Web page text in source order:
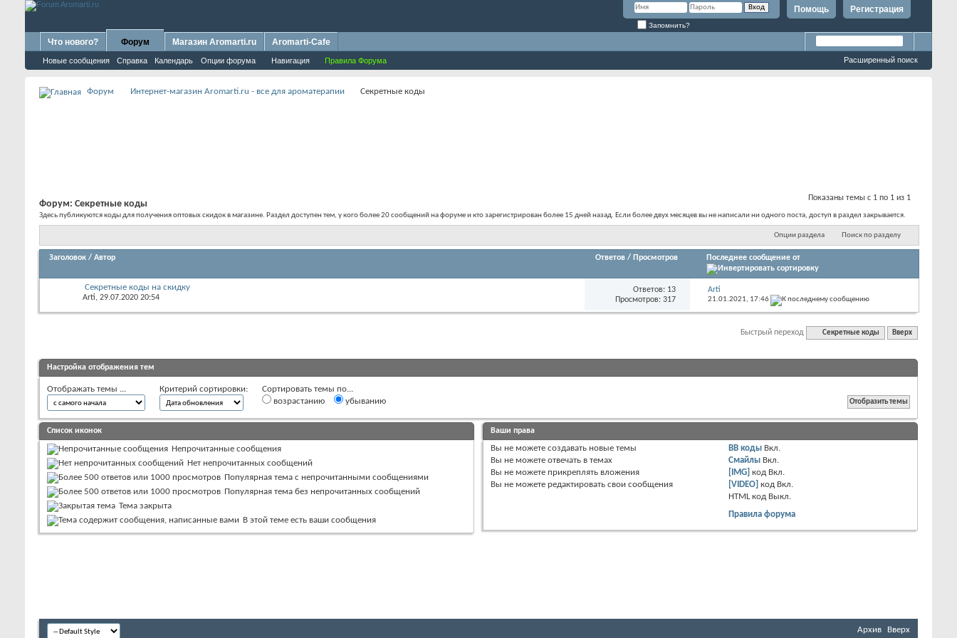
Регистрация
Помощь
Запомнить?
Что нового? Форум
Новые сообщения Справка Календарь Опции форума Навигация Правила Форума
Магазин Aromarti.ru Aromarti-Cafe
Расширенный поиск
Форум Интернет-магазин Aromarti.ru - все для ароматерапии Секретные коды
Показаны темы с 1 по 1 из 1
Форум: Секретные коды
Здесь публикуются коды для получения оптовых скидок в магазине. Раздел доступен тем, у кого более 20 сообщений на форуме и кто зарегистрирован более 15 дней назад. Если более двух месяцев вы не написали ни одного поста, доступ в раздел закрывается.
Опции раздела Поиск по разделу
Заголовок / Автор Ответов / Просмотров Последнее сообщение от
Секретные коды на скидку
Arti, 29.07.2020 20:54
Ответов: 13
Просмотров: 317
Arti
21.01.2021, 17:46
Быстрый переход Секретные коды Вверх
Настройка отображения тем
Отображать темы ... Критерий сортировки:
Сортировать темы по...
возрастанию
убыванию
Список иконок
Непрочитанные сообщения
Нет непрочитанных сообщений
Популярная тема с непрочитанными сообщениями
Популярная тема без непрочитанных сообщений
Тема закрыта
В этой теме есть ваши сообщения
Ваши права
Вы не можете создавать новые темы
Вы не можете отвечать в темах
Вы не можете прикреплять вложения
Вы не можете редактировать свои сообщения
BB коды Вкл.
Смайлы Вкл.
[IMG] код Вкл.
[VIDEO] код Вкл.
HTML код Выкл.
Правила форума
Архив Вверх